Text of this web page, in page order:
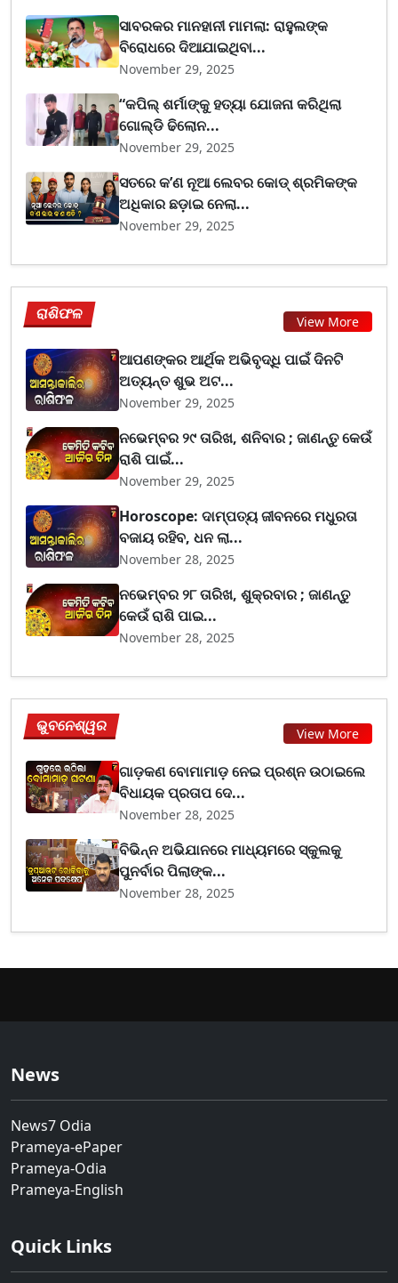
ସାବରକର ମାନହାନୀ ମାମଲା: ରାହୁଲଙ୍କ
ବିରୋଧରେ ଦିଆଯାଇଥିବା...
November 29, 2025
“କପିଲ୍ ଶର୍ମାଙ୍କୁ ହତ୍ୟା ଯୋଜନା କରିଥିଲା
ଗୋଲ୍ଡି ଢିଲୋନ...
November 29, 2025
ସତରେ କ’ଣ ନୂଆ ଲେବର କୋଡ୍‌ ଶ୍ରମିକଙ୍କ
ଅଧିକାର ଛଡ଼ାଇ ନେଲା...
November 29, 2025
ରାଶିଫଳ View More
ଆପଣଙ୍କର ଆର୍ଥିକ ଅଭିବୃଦ୍ଧି ପାଇଁ ଦିନଟି
ଅତ୍ୟନ୍ତ ଶୁଭ ଅଟ...
November 29, 2025
ନଭେମ୍ବର ୨୯ ତାରିଖ, ଶନିବାର ; ଜାଣନ୍ତୁ କେଉଁ
ରାଶି ପାଇଁ...
November 29, 2025
Horoscope: ଦାମ୍ପତ୍ୟ ଜୀବନରେ ମଧୁରତା
ବଜାୟ ରହିବ, ଧନ ଲା...
November 28, 2025
ନଭେମ୍ବର ୨୮ ତାରିଖ, ଶୁକ୍ରବାର ; ଜାଣନ୍ତୁ
କେଉଁ ରାଶି ପାଇ...
November 28, 2025
ଭୁବନେଶ୍ୱର View More
ଗାଡ଼କଣ ବୋମାମାଡ଼ ନେଇ ପ୍ରଶ୍ନ ଉଠାଇଲେ
ବିଧାୟକ ପ୍ରତାପ ଦେ...
November 28, 2025
ବିଭିନ୍ନ ଅଭିଯାନରେ ମାଧ୍ୟମରେ ସ୍କୁଲକୁ
ପୁନର୍ବାର ପିଲାଙ୍କ...
November 28, 2025
News
News7 Odia
Prameya-ePaper
Prameya-Odia
Prameya-English
Quick Links